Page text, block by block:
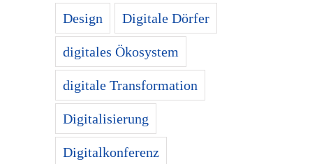
Design Digitale Dörfer
digitales Ökosystem
digitale Transformation
Digitalisierung
Digitalkonferenz